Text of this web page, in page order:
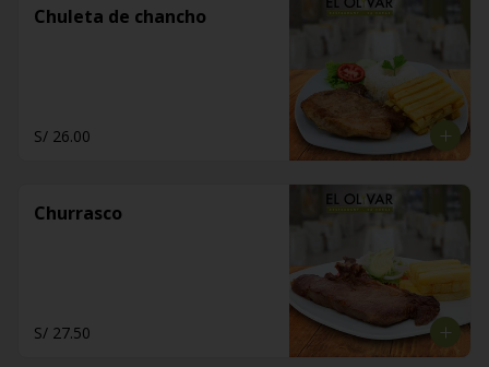
Chuleta de chancho
S/ 26.00
Churrasco
S/ 27.50